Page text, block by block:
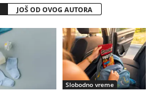
JOŠ OD OVOG AUTORA
Slobodno vreme